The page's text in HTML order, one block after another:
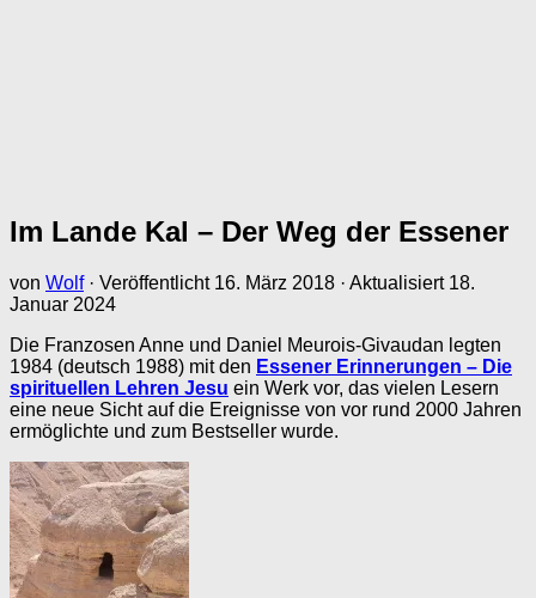
Im Lande Kal – Der Weg der Essener
von Wolf · Veröffentlicht 16. März 2018 · Aktualisiert 18.
Januar 2024
Die Franzosen Anne und Daniel Meurois-Givaudan legten
1984 (deutsch 1988) mit den Essener Erinnerungen – Die
spirituellen Lehren Jesu ein Werk vor, das vielen Lesern
eine neue Sicht auf die Ereignisse von vor rund 2000 Jahren
ermöglichte und zum Bestseller wurde.